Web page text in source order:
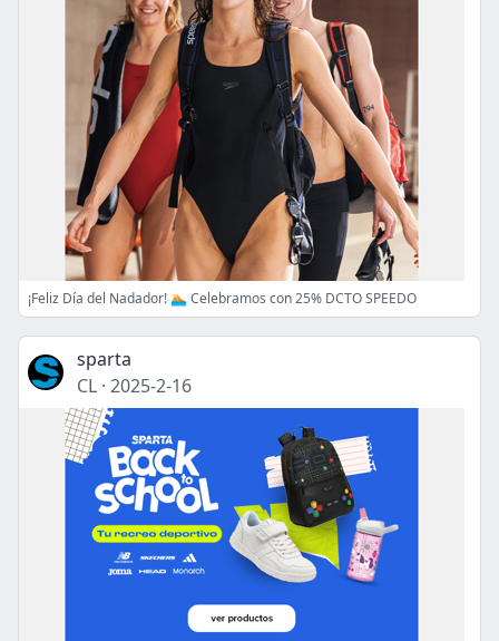
¡Feliz Día del Nadador! 🏊 Celebramos con 25% DCTO SPEEDO
sparta
CL · 2025-2-16